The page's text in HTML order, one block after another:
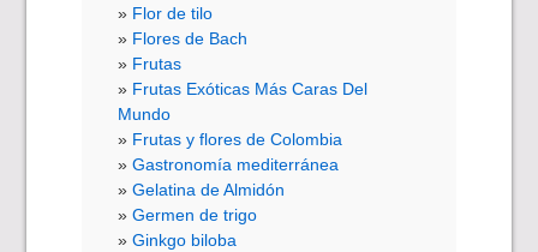
Flor de tilo
Flores de Bach
Frutas
Frutas Exóticas Más Caras Del
Mundo
Frutas y flores de Colombia
Gastronomía mediterránea
Gelatina de Almidón
Germen de trigo
Ginkgo biloba